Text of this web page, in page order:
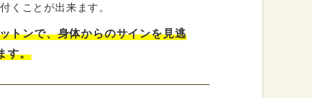
くことが出来ます。
トンで、身体からのサインを見逃
す。